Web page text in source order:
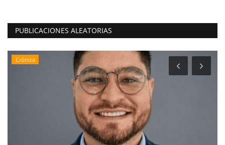
PUBLICACIONES ALEATORIAS
Crónica